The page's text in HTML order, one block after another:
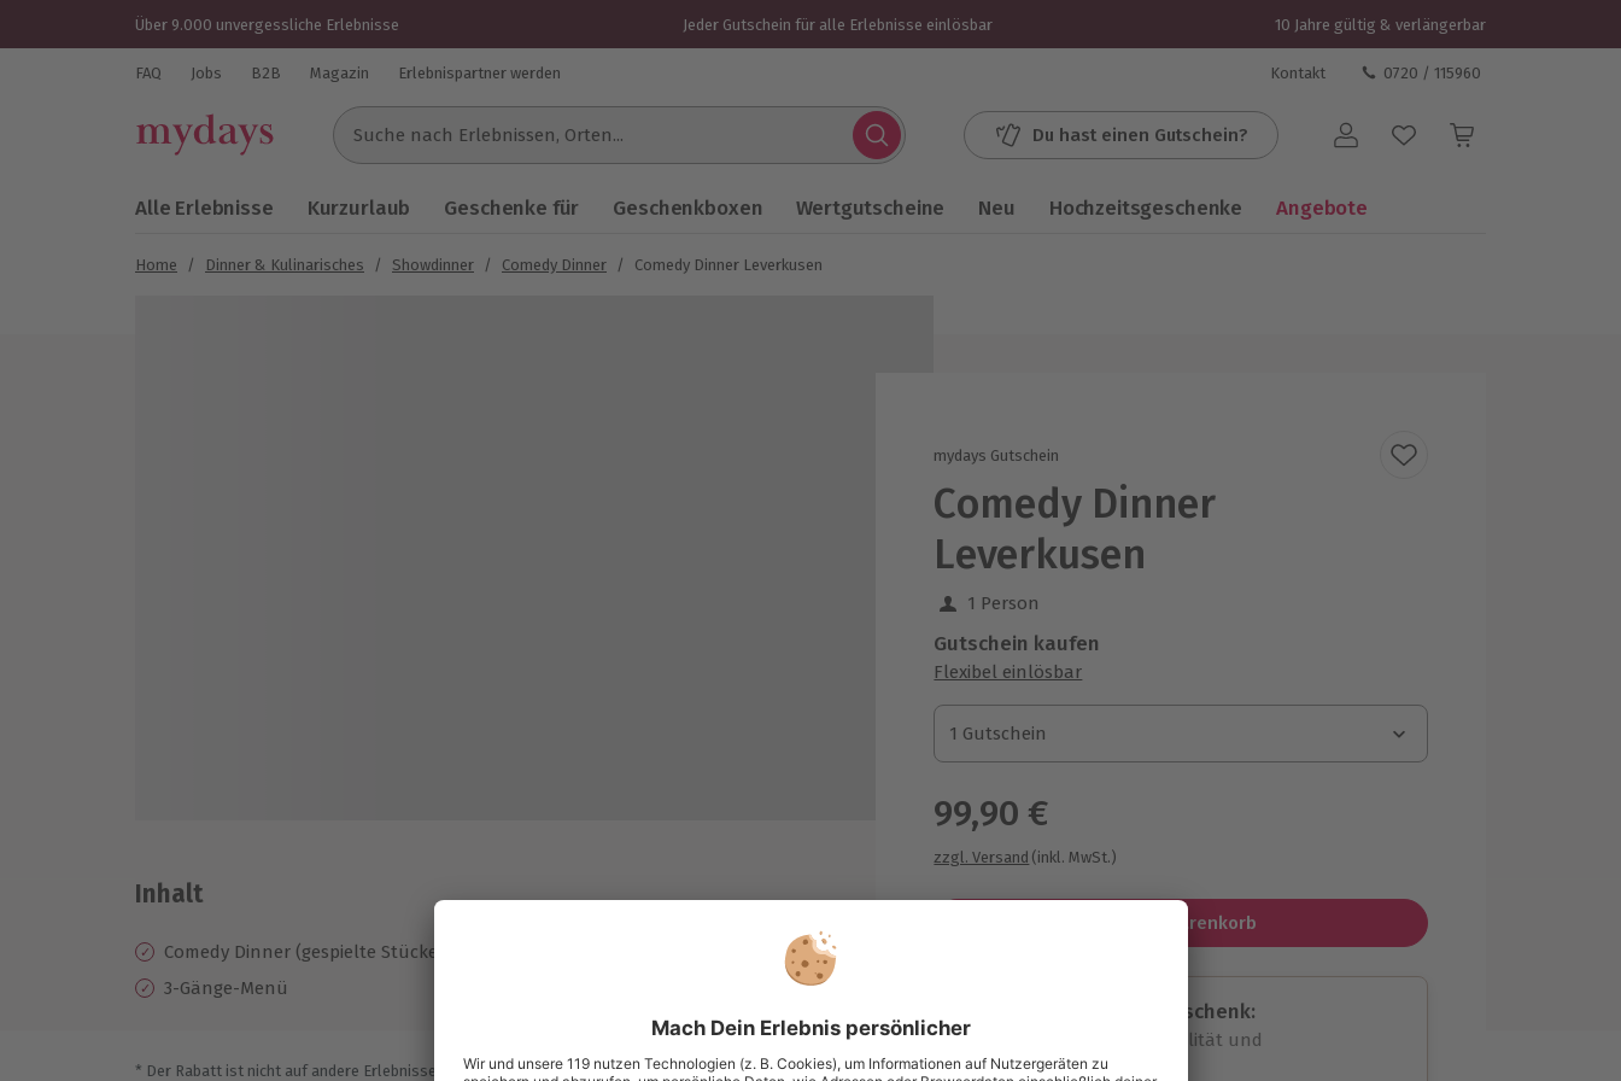
Über 9.000 unvergessliche Erlebnisse Jeder Gutschein für alle Erlebnisse einlösbar 10 Jahre gültig & verlängerbar
FAQ Jobs B2B Magazin Erlebnispartner werden Kontakt 0720 / 115960
Suche nach Erlebnissen...
Du hast einen Gutschein? Benutzerkonto
Alle Erlebnisse Kurzurlaub Geschenke für Geschenkboxen Wertgutscheine Neu Hochzeitsgeschenke Angebote
Home / Dinner & Kulinarisches / Showdinner / Comedy Dinner / Comedy Dinner Leverkusen
mydays Gutschein
Comedy Dinner
Leverkusen
1 Person
Gutschein kaufen
Flexibel einlösbar
1 Gutschein
1 Gutschein
1 Gutschein
99,90 €
zzgl. Versand (inkl. MwSt.)
In den Warenkorb
Immer das passende Geschenk:
Große Auswahl, volle Flexibilität und
maximale Sicherheit
Inhalt
Comedy Dinner (gespielte Stücke variieren)
3-Gänge-Menü
* Der Rabatt ist nicht auf andere Erlebnisse bei der Einlösung übertragbar. Details